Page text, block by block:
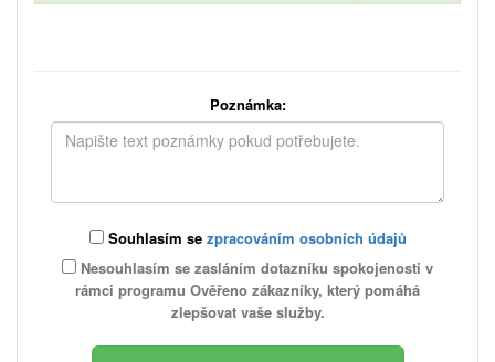
Poznámka:
Souhlasím se zpracováním osobních údajů
Nesouhlasím se zasláním dotazníku spokojenosti v
rámci programu Ověřeno zákazníky, který pomáhá
zlepšovat vaše služby.